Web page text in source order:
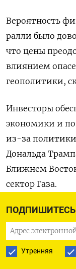
Утренняя
Вероятность
ралли было
что цены
влиянием
геополитики,
Инвесторы
экономики и
из-за
Дональда
Ближнем
сектор Газа.
Дональд Трамп
вступление в
апреля,
несмотря на